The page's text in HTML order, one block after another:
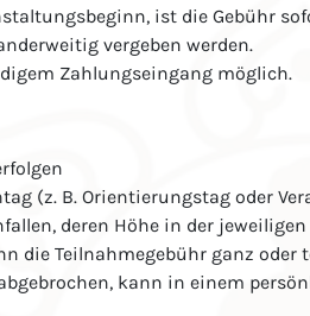
ist die Gebühr
vergeben werden.
Zahlungseingang möglich.
(z. B. Orientierungstag oder
deren Höhe in der
die Teilnahmegebühr ganz oder
kann in einem